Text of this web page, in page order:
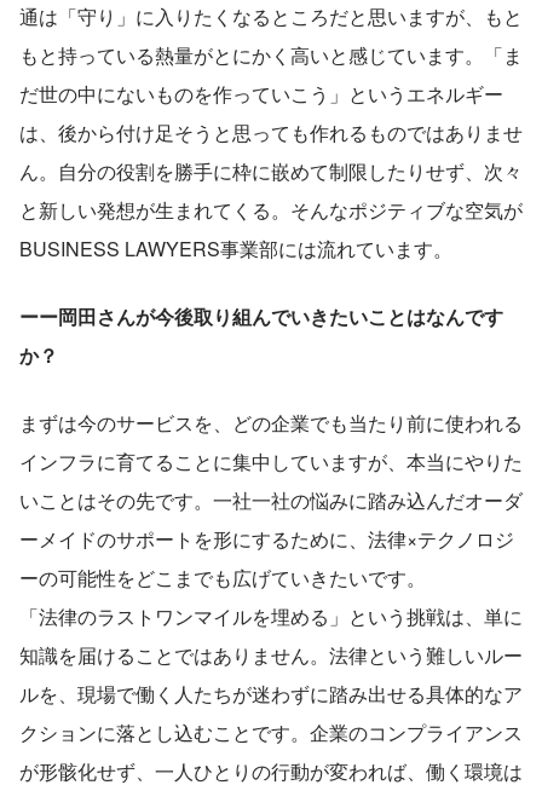
通は「守り」に入りたくなるところだと思いますが、もと
もと持っている熱量がとにかく高いと感じています。「ま
だ世の中にないものを作っていこう」というエネルギー
は、後から付け足そうと思っても作れるものではありませ
ん。自分の役割を勝手に枠に嵌めて制限したりせず、次々
と新しい発想が生まれてくる。そんなポジティブな空気が
BUSINESS LAWYERS事業部には流れています。
ーー岡田さんが今後取り組んでいきたいことはなんです
か？
まずは今のサービスを、どの企業でも当たり前に使われる
インフラに育てることに集中していますが、本当にやりた
いことはその先です。一社一社の悩みに踏み込んだオーダ
ーメイドのサポートを形にするために、法律×テクノロジ
ーの可能性をどこまでも広げていきたいです。
「法律のラストワンマイルを埋める」という挑戦は、単に
知識を届けることではありません。法律という難しいルー
ルを、現場で働く人たちが迷わずに踏み出せる具体的なア
クションに落とし込むことです。企業のコンプライアンス
が形骸化せず、一人ひとりの行動が変われば、働く環境は